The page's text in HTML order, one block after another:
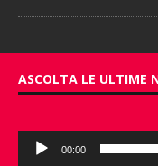
ASCOLTA LE ULTIME
Audio
Player
00:00